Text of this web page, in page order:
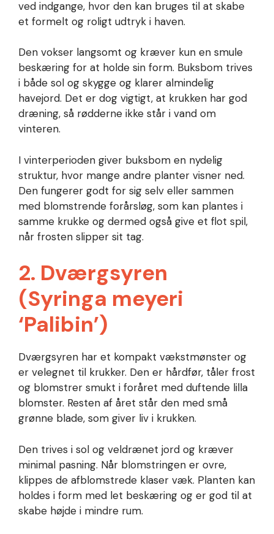
ved indgange, hvor den kan bruges til at skabe
et formelt og roligt udtryk i haven.
Den vokser langsomt og kræver kun en smule
beskæring for at holde sin form. Buksbom trives
i både sol og skygge og klarer almindelig
havejord. Det er dog vigtigt, at krukken har god
dræning, så rødderne ikke står i vand om
vinteren.
I vinterperioden giver buksbom en nydelig
struktur, hvor mange andre planter visner ned.
Den fungerer godt for sig selv eller sammen
med blomstrende forårsløg, som kan plantes i
samme krukke og dermed også give et flot spil,
når frosten slipper sit tag.
2. Dværgsyren
(Syringa meyeri
‘Palibin’)
Dværgsyren har et kompakt vækstmønster og
er velegnet til krukker. Den er hårdfør, tåler frost
og blomstrer smukt i foråret med duftende lilla
blomster. Resten af året står den med små
grønne blade, som giver liv i krukken.
Den trives i sol og veldrænet jord og kræver
minimal pasning. Når blomstringen er ovre,
klippes de afblomstrede klaser væk. Planten kan
holdes i form med let beskæring og er god til at
skabe højde i mindre rum.